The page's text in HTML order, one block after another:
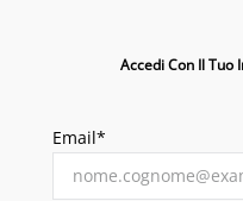
Accedi Con Il Tuo
Email*